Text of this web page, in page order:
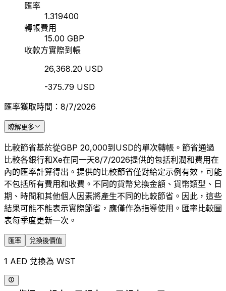
匯率
1.319400
轉帳費用
15.00 GBP
收款方實際到帳
26,368.20 USD
-375.79 USD
匯率獲取時間：8/7/2026
瞭解更多
比較節省基於從GBP 20,000到USD的單次轉帳。節省通過
比較各銀行和Xe在同一天8/7/2026提供的包括利潤和費用在
內的匯率計算得出。提供的比較節省僅對給定示例有效，可能
不包括所有費用和收費。不同的貨幣兌換金額、貨幣類型、日
期、時間和其他個人因素將產生不同的比較節省。因此，這些
結果可能不能表示實際節省，應僅作為指導使用。匯率比較圖
表每季度更新一次。
匯率 兌換後價值
1 AED 兌換為 WST